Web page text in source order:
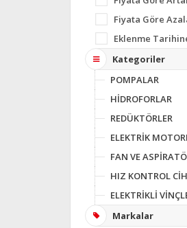
Fiyata Göre
Eklenme
Kategoriler
POMPALAR
HİDROFORLAR
REDÜKTÖRLER
ELEKTRİK
FAN VE
HIZ KONTROL
ELEKTRİKLİ
Markalar